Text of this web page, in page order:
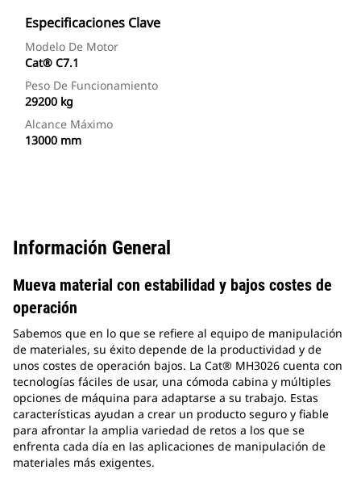
Especificaciones Clave
Modelo De Motor
Cat® C7.1
Peso De Funcionamiento
29200 kg
Alcance Máximo
13000 mm
Información General
Mueva material con estabilidad y bajos costes de
operación
Sabemos que en lo que se refiere al equipo de manipulación
de materiales, su éxito depende de la productividad y de
unos costes de operación bajos. La Cat® MH3026 cuenta con
tecnologías fáciles de usar, una cómoda cabina y múltiples
opciones de máquina para adaptarse a su trabajo. Estas
características ayudan a crear un producto seguro y fiable
para afrontar la amplia variedad de retos a los que se
enfrenta cada día en las aplicaciones de manipulación de
materiales más exigentes.